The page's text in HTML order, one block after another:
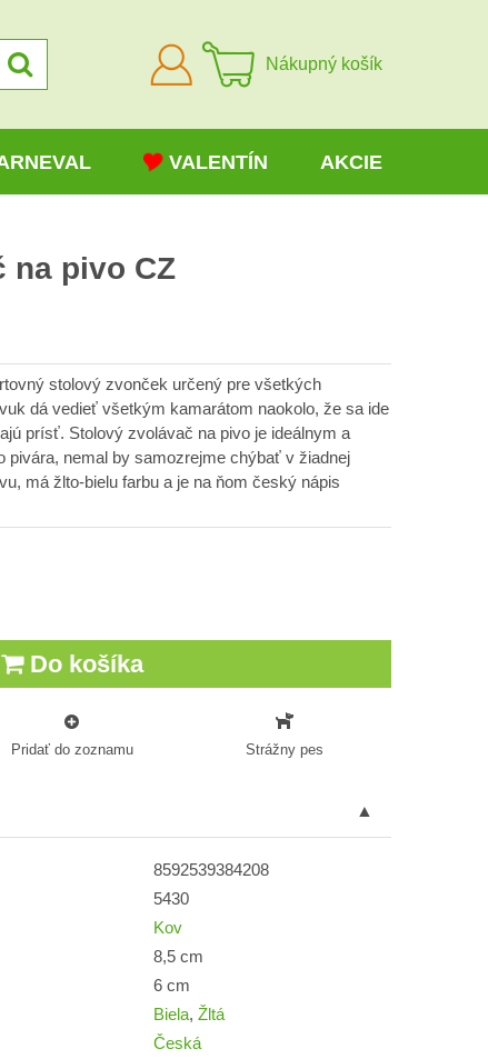
Prihlásiť
sa
Nákupný košík
VALENTÍN AKCIE
na pivo CZ
stolový zvonček určený pre všetkých
dá vedieť všetkým kamarátom naokolo, že sa ide
prísť. Stolový zvolávač na pivo je ideálnym a
pivára, nemal by samozrejme chýbať v žiadnej
má žlto-bielu farbu a je na ňom český nápis
Do košíka
Pridať do zoznamu Strážny pes
8592539384208
5430
Kov
8,5 cm
6 cm
Biela, Žltá
Česká